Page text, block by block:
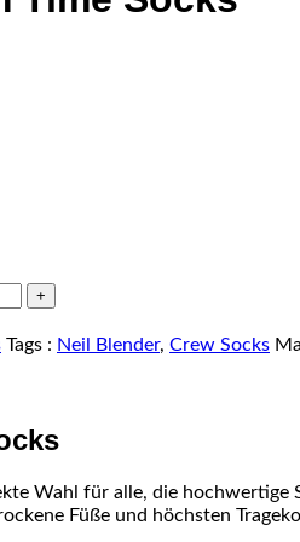
Tags : Neil Blender, Crew Socks
Wahl für alle, die
Füße und höchsten